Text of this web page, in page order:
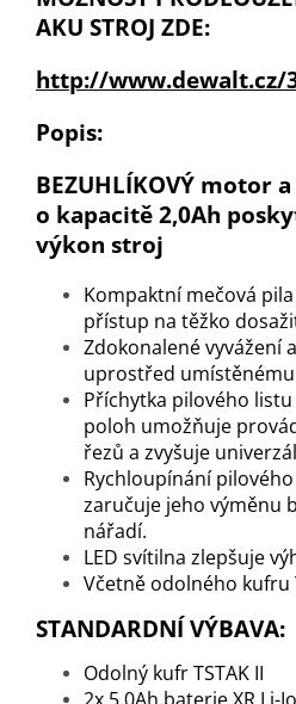
AKU STROJ ZDE:
http://www.dewalt.cz/
Popis:
BEZUHLÍKOVÝ motor
o kapacitě 2,0Ah
výkon stroj
Kompaktní mečová
přístup na těžko
Zdokonalené vyvážení
uprostřed
Příchytka pilového
poloh umožňuje
řezů a zvyšuje
Rychloupínání
zaručuje jeho výměnu
nářadí.
LED svítilna zlepšuje
Včetně odolného kufru
STANDARDNÍ VÝBAVA:
Odolný kufr TSTAK II